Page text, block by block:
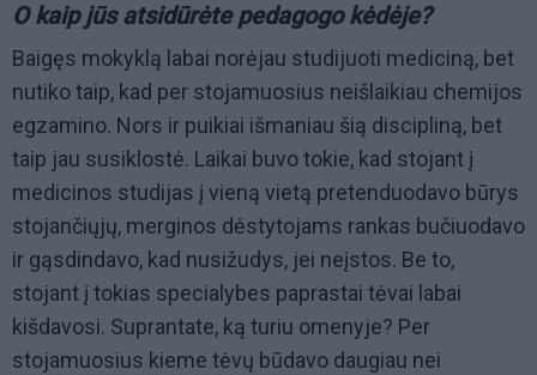
O kaip jūs atsidūrėte pedagogo kėdėje?
Baigęs mokyklą labai norėjau studijuoti mediciną, bet
nutiko taip, kad per stojamuosius neišlaikiau chemijos
egzamino. Nors ir puikiai išmaniau šią discipliną, bet
taip jau susiklostė. Laikai buvo tokie, kad stojant į
medicinos studijas į vieną vietą pretenduodavo būrys
stojančiųjų, merginos dėstytojams rankas bučiuodavo
ir gąsdindavo, kad nusižudys, jei neįstos. Be to,
stojant į tokias specialybes paprastai tėvai labai
kišdavosi. Suprantate, ką turiu omenyje? Per
stojamuosius kieme tėvų būdavo daugiau nei